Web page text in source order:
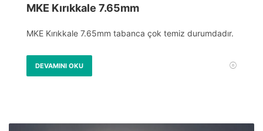
MKE Kırıkkale 7.65mm
MKE Kırıkkale 7.65mm tabanca çok temiz durumdadır.
DEVAMINI OKU